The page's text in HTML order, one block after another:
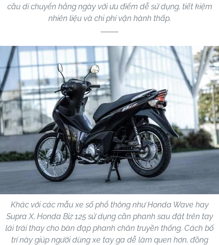
cầu di chuyển hằng ngày với ưu điểm dễ sử dụng, tiết kiệm
nhiên liệu và chi phí vận hành thấp.
Khác với các mẫu xe số phổ thông như Honda Wave hay
Supra X, Honda Biz 125 sử dụng cần phanh sau đặt trên tay
lái trái thay cho bàn đạp phanh chân truyền thống. Cách bố
trí này giúp người dùng xe tay ga dễ làm quen hơn, đồng